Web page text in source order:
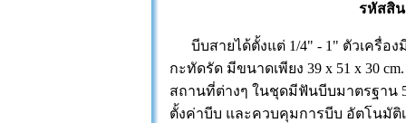
รหัสสิน
บีบสายได้ตั้งแต่ 1/4" - 1" ตัวเครื่อง
กะทัดรัด มีขนาดเพียง 39 x 51 x 30
สถานที่ต่างๆ ในชุดมีฟันบีบมาตรฐาน
ตั้งค่าบีบ และควบคุมการบีบ อัตโนมัติ